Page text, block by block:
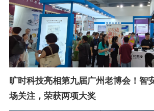
旷时科技亮相第九届广州老博会！智
场关注，荣获两项大奖